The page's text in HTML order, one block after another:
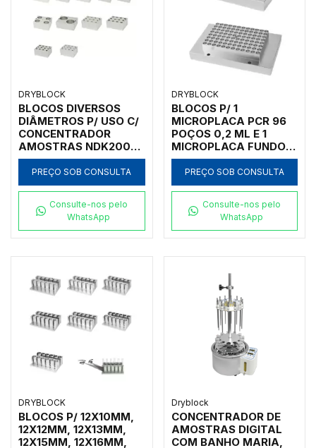
DRYBLOCK
BLOCOS DIVERSOS
DIÂMETROS P/ USO C/
CONCENTRADOR
AMOSTRAS NDK200-
1N E NDK200-2N
PREÇO SOB CONSULTA
Consulte-nos pelo
WhatsApp
DRYBLOCK
BLOCOS P/ 1
MICROPLACA PCR 96
POÇOS 0,2 ML E 1
MICROPLACA FUNDO
CHATO P/
CONCENTRADOR
AMOSTRAS NDK200-
PREÇO SOB CONSULTA
Consulte-nos pelo
WhatsApp
DRYBLOCK
BLOCOS P/ 12X10MM,
12X12MM, 12X13MM,
12X15MM, 12X16MM,
Dryblock
CONCENTRADOR DE
AMOSTRAS DIGITAL
COM BANHO MARIA,